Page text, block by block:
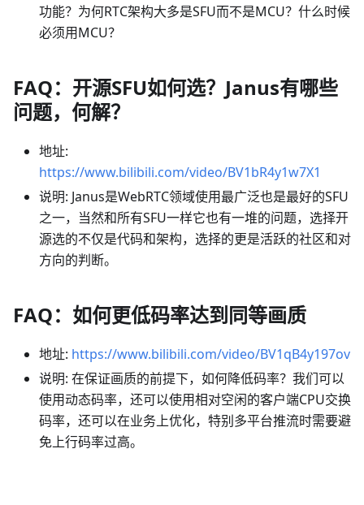
功能？为何RTC架构大多是SFU而不是MCU？什么时候
必须用MCU？
FAQ：开源SFU如何选？Janus有哪些
问题，何解？
地址:
https://www.bilibili.com/video/BV1bR4y1w7X1
说明: Janus是WebRTC领域使用最广泛也是最好的SFU
之一，当然和所有SFU一样它也有一堆的问题，选择开
源选的不仅是代码和架构，选择的更是活跃的社区和对
方向的判断。
FAQ：如何更低码率达到同等画质
地址: https://www.bilibili.com/video/BV1qB4y197ov
说明: 在保证画质的前提下，如何降低码率？我们可以
使用动态码率，还可以使用相对空闲的客户端CPU交换
码率，还可以在业务上优化，特别多平台推流时需要避
免上行码率过高。